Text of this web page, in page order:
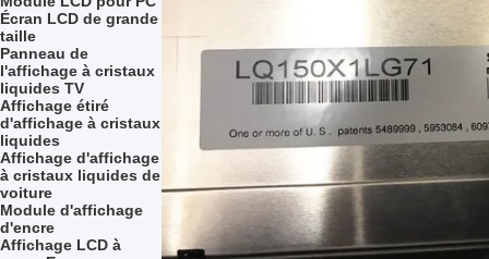
Écran LCD de grande
taille
Panneau de
l'affichage à cristaux
liquides TV
Affichage étiré
d'affichage à cristaux
liquides
Affichage d'affichage
à cristaux liquides de
voiture
Module d'affichage
d'encre
Affichage LCD à